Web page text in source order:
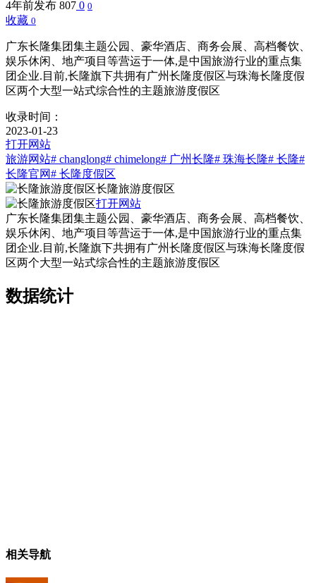
4年前发布 807 0 0
收藏 0
广东长隆集团集主题公园、豪华酒店、商务会展、高档餐饮、
娱乐休闲、地产项目等营运于一体,是中国旅游行业的重点集
团企业.目前,长隆旗下共拥有广州长隆度假区与珠海长隆度假
区两个大型一站式综合性的主题旅游度假区
收录时间：
2023-01-23
打开网站
旅游网站# changlong# chimelong# 广州长隆# 珠海长隆# 长隆#
长隆官网# 长隆度假区
长隆旅游度假区
打开网站
广东长隆集团集主题公园、豪华酒店、商务会展、高档餐饮、
娱乐休闲、地产项目等营运于一体,是中国旅游行业的重点集
团企业.目前,长隆旗下共拥有广州长隆度假区与珠海长隆度假
区两个大型一站式综合性的主题旅游度假区
数据统计
相关导航